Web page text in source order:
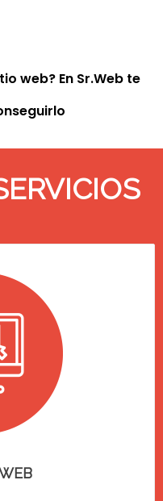
web? En Sr.Web te